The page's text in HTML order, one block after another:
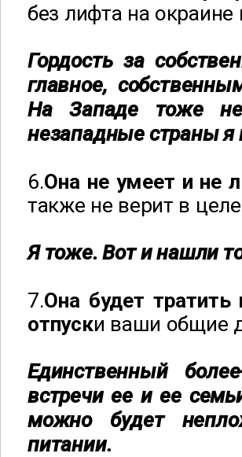
без лифта на окраине
Гордость за
главное,
На Западе тоже
незападные страны я
6.Она не умеет и не
также не верит в
Я тоже. Вот и нашли
7.Она будет
отпуски ваши общие
Единственный
встречи ее и ее
можно будет
питании.